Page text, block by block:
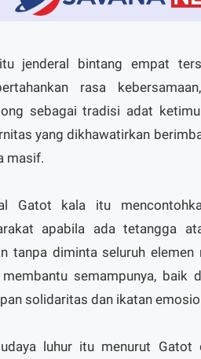
jenderal bintang empat
rasa
sebagai tradisi adat
yang dikhawatirkan
masif.
Gatot kala itu
apabila ada tetangga
tanpa diminta seluruh
semampunya, baik
solidaritas dan ikatan
luhur itu menurut Gatot